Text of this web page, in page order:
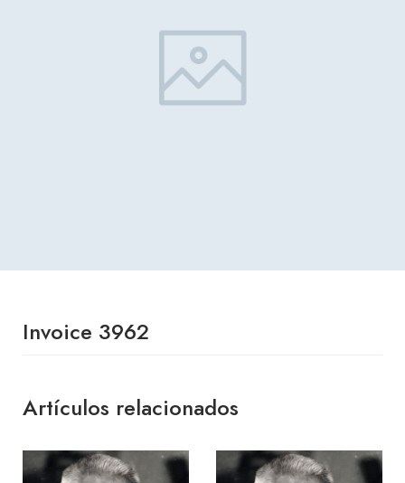
Invoice 3962
Artículos relacionados